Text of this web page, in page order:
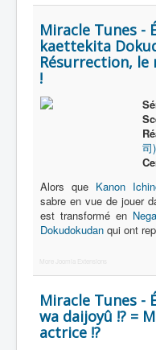
Miracle Tunes -
kaettekita
Résurrection,
!
司)
Alors que Kanon
sabre en vue de jouer
est transformé en
Dokudokudan qui ont
More Joomla Extensions
Miracle Tunes -
wa daijoyû !? =
actrice !?